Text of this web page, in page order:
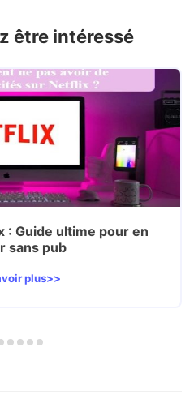
être intéressé
: Guide ultime pour en
sans pub
plus>>